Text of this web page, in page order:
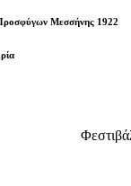
Μεσσήνης 1922